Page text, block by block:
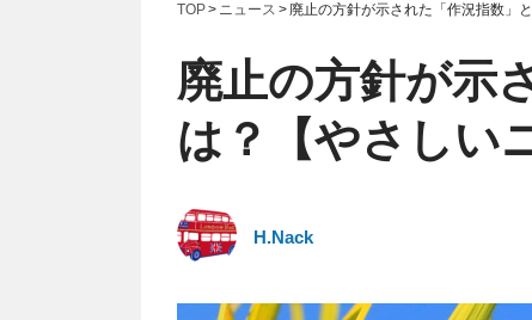
TOP ニュース 廃止の方針が示された「作況指数」
廃止の方針が示
は？【やさしい
H.Nack